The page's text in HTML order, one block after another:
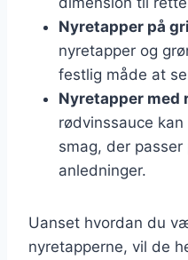
Nyretapper på
nyretapper og
festlig måde at
Nyretapper med
rødvinssauce
smag, der
anledninger.
Uanset hvordan du
nyretapperne, vil de